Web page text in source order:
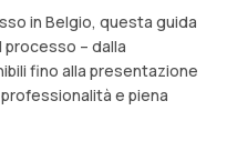
in Belgio, questa guida
processo – dalla
fino alla presentazione
e piena